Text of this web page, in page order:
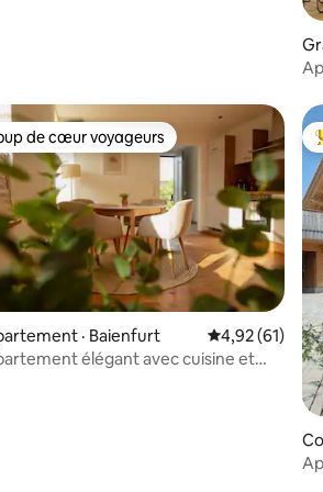
4,97 sur 5, 58 commentaires
de cœur voyageurs
de cœur voyageurs
· Baienfurt Note
4,92 (61)
élégant avec cuisine et